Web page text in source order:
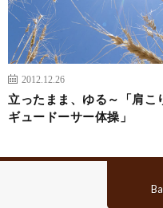
2012.12.26
立ったまま、ゆる～「肩こ
ギュードーサー体操」